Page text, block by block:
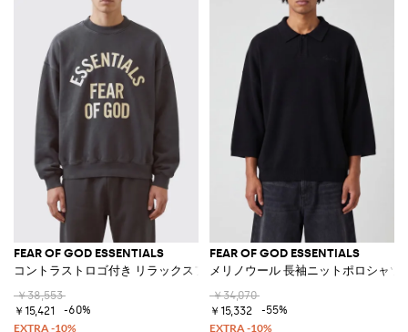
FEAR OF GOD ESSENTIALS
コントラストロゴ付き リラックスフィットコットンスウェットシャツ
￥38,553
￥15,421
-60%
FEAR OF GOD ESSENTIALS
メリノウール 長袖ニットポロシャツ
￥34,070
￥15,332
-55%